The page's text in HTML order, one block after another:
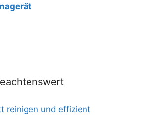
reinigen und effizient